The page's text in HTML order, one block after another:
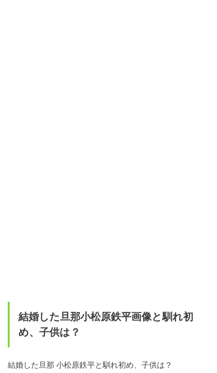
結婚した旦那小松原鉄平画像と馴れ初
め、子供は？
結婚した旦那 小松原鉄平と馴れ初め、子供は？